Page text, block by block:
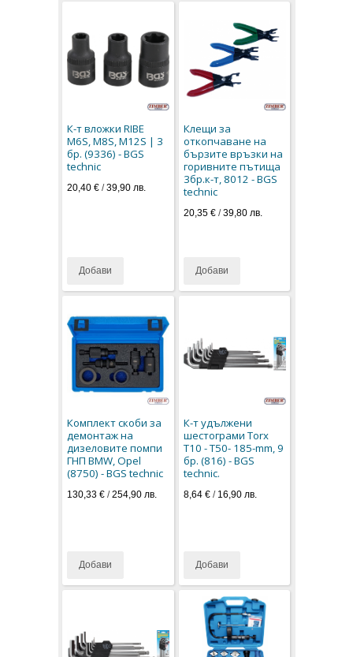
К-т вложки RIBE
M6S, M8S, M12S | 3
бр. (9336) - BGS
technic
20,40 € /39,90 лв.
Добави
Клещи за
откопчаване на
бързите връзки на
горивните пътища
3бр.к-т, 8012 - BGS
technic
20,35 €/39,80 лв.
Добави
Комплект скоби за
демонтаж на
дизеловите помпи
ГНП BMW, Opel
(8750) - BGS technic
130,33 € /254,90 лв.
Добави
К-т удължени
шестограми Torx
T10 - T50- 185-mm, 9
бр. (816) - BGS
technic.
8,64 €/ 16,90 лв.
Добави